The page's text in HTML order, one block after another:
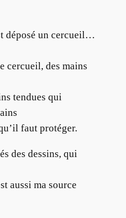
déposé un cercueil…
cercueil, des mains
tendues qui
faut protéger.
des dessins, qui
aussi ma source